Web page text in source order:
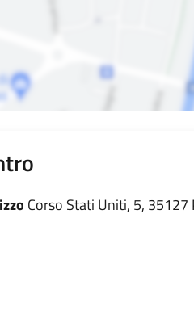
Corso Stati Uniti, 5, 35127